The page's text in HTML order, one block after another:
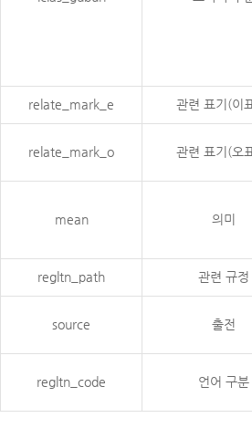
relate_mark_e 관련 표기(이
relate_mark_o 관련 표기(오
mean 의미
regltn_path 관련 규정
source 출전
regltn_code 언어 구분